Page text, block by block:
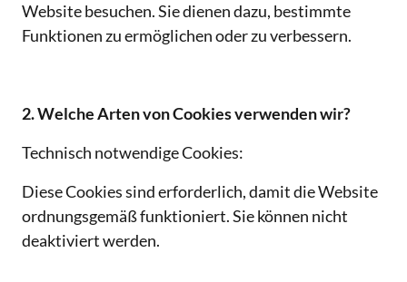
Website besuchen. Sie dienen dazu, bestimmte
Funktionen zu ermöglichen oder zu verbessern.
2. Welche Arten von Cookies verwenden wir?
Technisch notwendige Cookies:
Diese Cookies sind erforderlich, damit die Website
ordnungsgemäß funktioniert. Sie können nicht
deaktiviert werden.